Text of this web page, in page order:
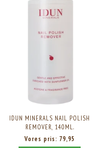
IDUN MINERALS NAIL POLISH
REMOVER, 140ML.
Vores pris: 79,95